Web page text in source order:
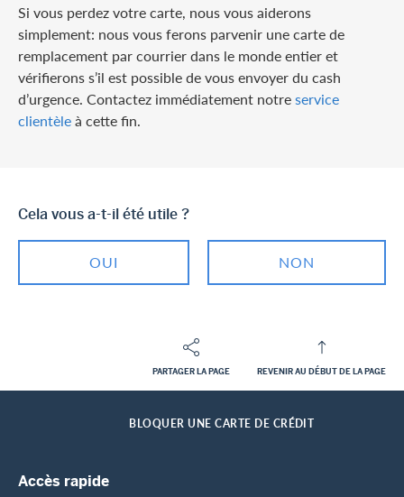
Si vous perdez votre carte, nous vous aiderons
simplement: nous vous ferons parvenir une carte de
remplacement par courrier dans le monde entier et
vérifierons s’il est possible de vous envoyer du cash
d’urgence. Contactez immédiatement notreservice
clientèleà cette fin.
Cela vous a-t-il été utile ?
OUI NON
PARTAGER LA PAGE REVENIR AU DÉBUT DE LA PAGE
Footer
BLOQUER UNE CARTE DE CRÉDIT
Footer Navigation
Accès rapide